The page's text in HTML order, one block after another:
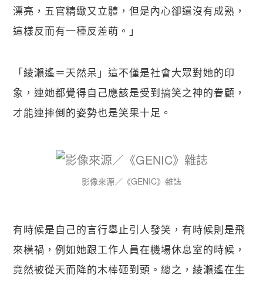
漂亮，五官精緻又立體，但是內心卻還沒有成熟，
這樣反而有一種反差萌。」
「綾瀨遙＝天然呆」這不僅是社會大眾對她的印
象，連她都覺得自己應該是受到搞笑之神的眷顧，
才能連摔倒的姿勢也是笑果十足。
影像來源／《GENIC》雜誌
有時候是自己的言行舉止引人發笑，有時候則是飛
來橫禍，例如她跟工作人員在機場休息室的時候，
竟然被從天而降的木棒砸到頭。總之，綾瀨遙在生